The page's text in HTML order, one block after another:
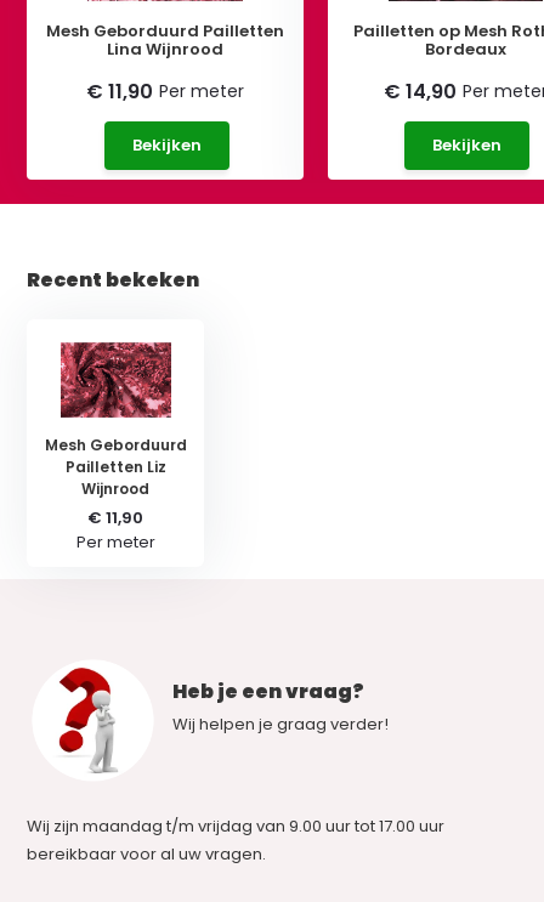
Mesh Geborduurd Pailletten
Lina Wijnrood
€ 11,90 Per meter
Bekijken
Pailletten op Mesh
Bordeaux
€ 14,90 Per
Bekijken
Recent bekeken
Mesh Geborduurd
Pailletten Liz
Wijnrood
€ 11,90
Per meter
Heb je een vraag?
Wij helpen je graag verder!
Wij zijn maandag t/m vrijdag van 9.00 uur tot 17.00 uur
bereikbaar voor al uw vragen.